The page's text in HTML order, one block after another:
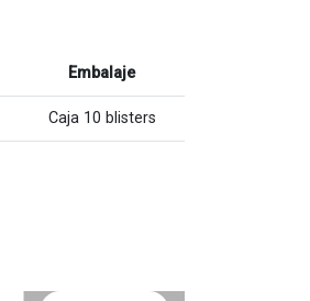
Embalaje
Caja 10 blisters